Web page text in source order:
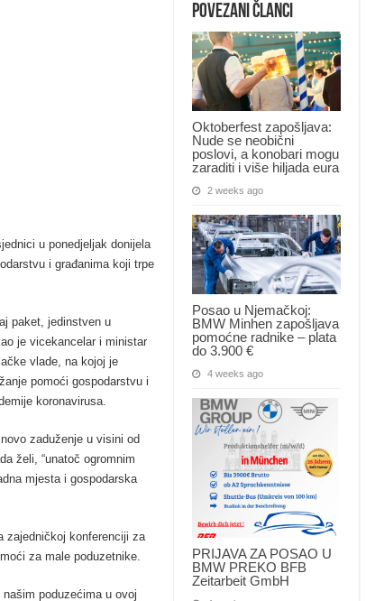
Povezani članci
Oktoberfest zapošljava:
Nude se neobični
poslovi, a konobari mogu
zaraditi i više hiljada eura
2 weeks ago
Posao u Njemačkoj:
BMW Minhen zapošljava
pomoćne radnike – plata
do 3.900 €
4 weeks ago
PRIJAVA ZA POSAO U
BMW PREKO BFB
Zeitarbeit GmbH
u ponedjeljak donijela
i građanima koji trpe
paket, jedinstven u
je vicekancelar i ministar
vlade, na kojoj je
pomoći gospodarstvu i
koronavirusa.
zaduženje u visini od
želi, “unatoč ogromnim
mjesta i gospodarska
zajedničkoj konferenciji za
za male poduzetnike.
poduzećima u ovoj